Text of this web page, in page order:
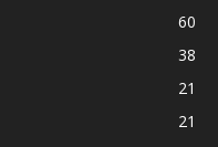
60
38
21
21